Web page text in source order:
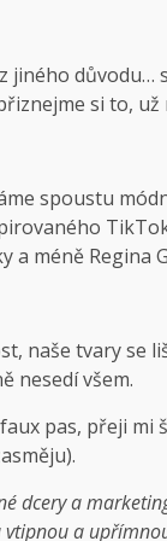
z jiného
si to,
spoustu
a méně Regina
naše tvary se
nesedí všem.
pas, přeji
dcery a
a